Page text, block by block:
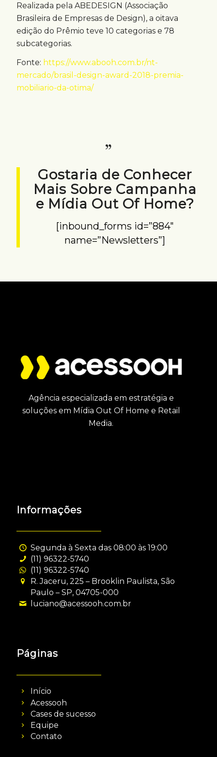
Realizada pela ABEDESIGN (Associação
Brasileira de Empresas de Design), a oitava
edição do Prêmio teve 10 categorias e 78
subcategorias.
Fonte: https://www.abooh.com.br/nt-
mercado/brasil-design-award-2018-premia-
mobiliario-da-otima/
Gostaria de Conhecer
Mais Sobre Campanha
e Mídia Out Of Home?
[inbound_forms id=”884″
name=”Newsletters”]
Agência especializada em estratégia e
soluções em Mídia Out Of Home e Retail
Media.
Informações
Segunda à Sexta das 08:00 às 19:00
(11) 96322-5740
(11) 96322-5740
R. Jaceru, 225 – Brooklin Paulista, São
Paulo – SP, 04705-000
luciano@acessooh.com.br
Páginas
Início
Acessooh
Cases de sucesso
Equipe
Contato